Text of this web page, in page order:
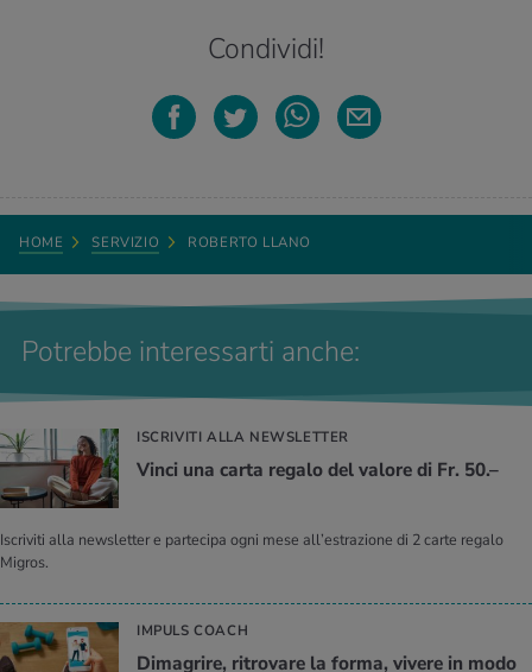
Condividi!
HOME SERVIZIO ROBERTO LLANO
Potrebbe interessarti anche:
ISCRIVITI ALLA NEWSLETTER
Vinci una carta re­ga­lo del va­lo­re di Fr. 50.–
Iscriviti alla newsletter e partecipa ogni mese all’estrazione di 2 carte regalo
Migros.
IMPULS COACH
Di­ma­gri­re, ri­tro­va­re la forma, vi­ve­re in modo